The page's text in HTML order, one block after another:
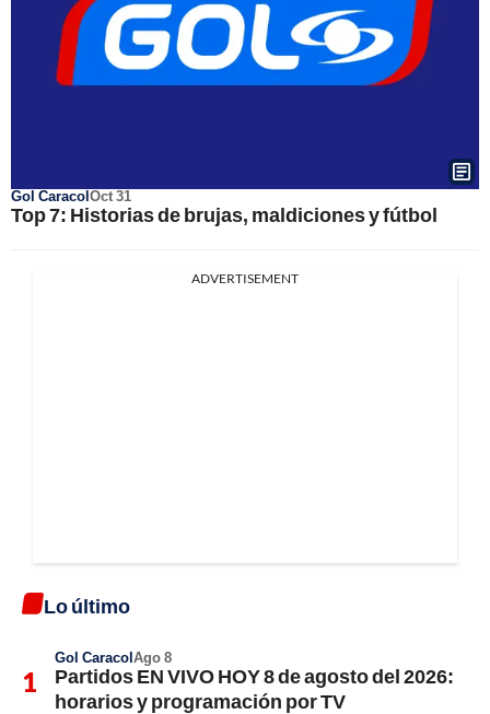
Gol CaracolOct 31
Top 7: Historias de brujas, maldiciones y fútbol
ADVERTISEMENT
Lo último
Gol CaracolAgo 8
Partidos EN VIVO HOY 8 de agosto del 2026:
horarios y programación por TV